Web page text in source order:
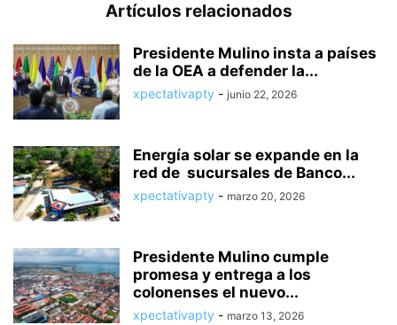
Artículos relacionados
Presidente Mulino insta a países
de la OEA a defender la...
xpectativapty - junio 22, 2026
Energía solar se expande en la
red de sucursales de Banco...
xpectativapty - marzo 20, 2026
Presidente Mulino cumple
promesa y entrega a los
colonenses el nuevo...
xpectativapty - marzo 13, 2026